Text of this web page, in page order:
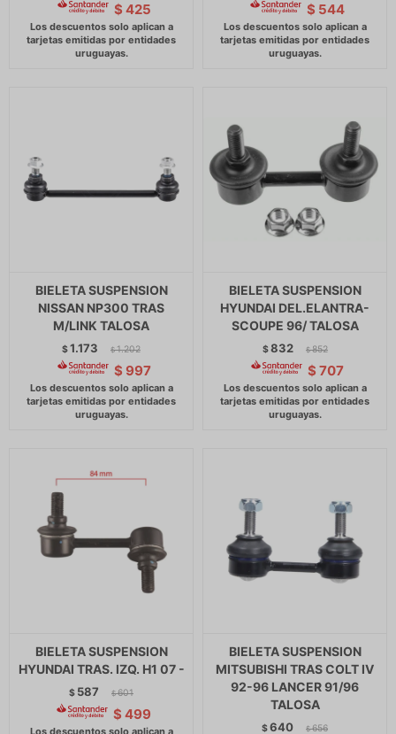
$ 425 $ 544
BIELETA SUSPENSION
NISSAN NP300 TRAS
M/LINK TALOSA
$1.173 $ 1.202
$ 997
BIELETA SUSPENSION
HYUNDAI DEL.ELANTRA-
SCOUPE 96/ TALOSA
$832 $ 852
$ 707
BIELETA SUSPENSION
HYUNDAI TRAS. IZQ. H1 07 -
$ 587 $ 601
$ 499
BIELETA SUSPENSION
MITSUBISHI TRAS COLT IV
92-96 LANCER 91/96
TALOSA
$640 $ 656